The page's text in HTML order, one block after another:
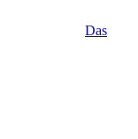
Das